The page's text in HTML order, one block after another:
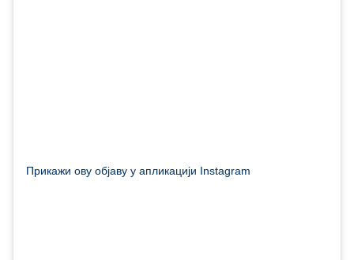
Прикажи ову објаву у апликацији Instagram